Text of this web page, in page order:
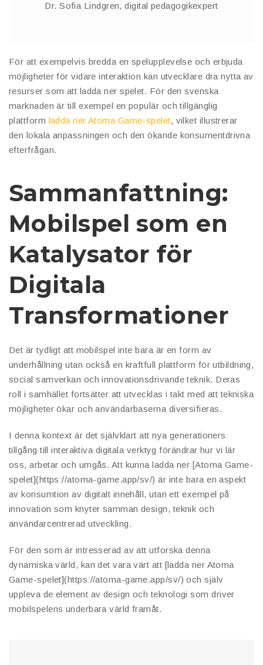
Dr. Sofia Lindgren, digital pedagogikexpert
För att exempelvis bredda en spelupplevelse och erbjuda
möjligheter för vidare interaktion kan utvecklare dra nytta av
resurser som att ladda ner spelet. För den svenska
marknaden är till exempel en populär och tillgänglig
plattform ladda ner Atoma Game-spelet, vilket illustrerar
den lokala anpassningen och den ökande konsumentdrivna
efterfrågan.
Sammanfattning:
Mobilspel som en
Katalysator för
Digitala
Transformationer
Det är tydligt att mobilspel inte bara är en form av
underhållning utan också en kraftfull plattform för utbildning,
social samverkan och innovationsdrivande teknik. Deras
roll i samhället fortsätter att utvecklas i takt med att tekniska
möjligheter ökar och användarbaserna diversifieras.
I denna kontext är det självklart att nya generationers
tillgång till interaktiva digitala verktyg förändrar hur vi lär
oss, arbetar och umgås. Att kunna ladda ner [Atoma Game-
spelet](https://atoma-game.app/sv/) är inte bara en aspekt
av konsumtion av digitalt innehåll, utan ett exempel på
innovation som knyter samman design, teknik och
användarcentrerad utveckling.
För den som är intresserad av att utforska denna
dynamiska värld, kan det vara värt att [ladda ner Atoma
Game-spelet](https://atoma-game.app/sv/) och själv
uppleva de element av design och teknologi som driver
mobilspelens underbara värld framåt.